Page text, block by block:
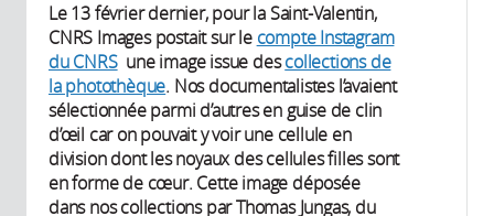
Le 13 février dernier, pour la Saint-Valentin,
CNRS Images postait sur le compte Instagram
du CNRSune image issue descollections de
la photothèque. Nos documentalistes l’avaient
sélectionnée parmi d’autres en guise de clin
d’œil car on pouvait y voir une cellule en
division dont les noyaux des cellules filles sont
en forme de cœur. Cette image déposée
dans nos collections par Thomas Jungas, du